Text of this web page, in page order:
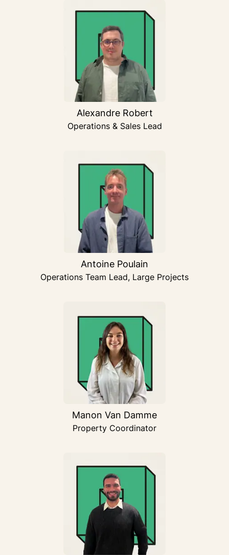
Alexandre Robert
Operations & Sales Lead
Antoine Poulain
Operations Team Lead, Large Projects
Manon Van Damme
Property Coordinator